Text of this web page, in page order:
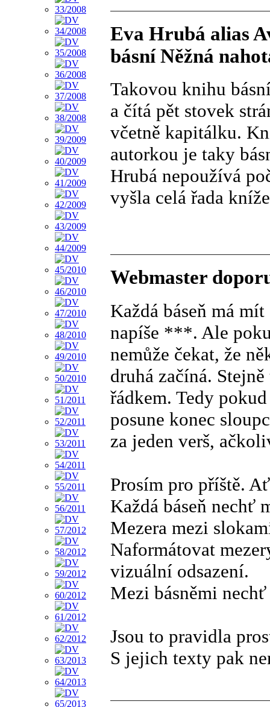
Eva Hrubá alias
básní Něžná
Takovou knihu
a čítá pět stovek
včetně kapitálku.
autorkou je taky
Hrubá nepoužívá
vyšla celá řada
Webmaster
Každá báseň má
napíše ***. Ale
nemůže čekat, že
druhá začíná.
řádkem. Tedy
posune konec
za jeden verš,
Prosím pro příště.
Každá báseň nechť
Mezera mezi
Naformátovat
vizuální odsazení.
Mezi básněmi
Jsou to pravidla
S jejich texty pak